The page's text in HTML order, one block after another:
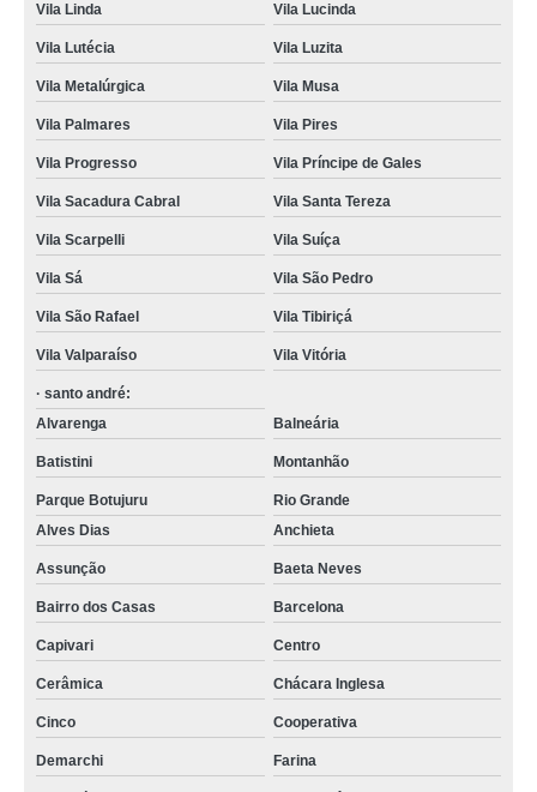
Vila Linda Vila Lucinda
Vila Lutécia Vila Luzita
Vila Metalúrgica Vila Musa
Vila Palmares Vila Pires
Vila Progresso Vila Príncipe de Gales
Vila Sacadura Cabral Vila Santa Tereza
Vila Scarpelli Vila Suíça
Vila Sá Vila São Pedro
Vila São Rafael Vila Tibiriçá
Vila Valparaíso Vila Vitória
· santo andré:
Alvarenga
Balneária
Batistini Montanhão
Parque Botujuru
Rio Grande
Alves Dias
Anchieta
Assunção Baeta Neves
Bairro dos Casas Barcelona
Capivari Centro
Cerâmica Chácara Inglesa
Cinco Cooperativa
Demarchi Farina